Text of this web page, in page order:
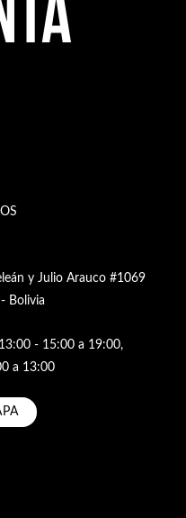
y Julio Arauco #1069
Bolivia
- 15:00 a 19:00,
a 13:00